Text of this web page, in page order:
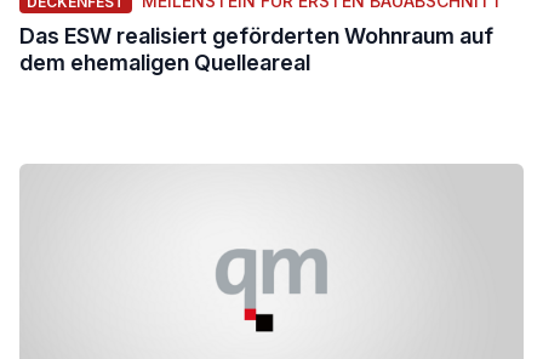
Das ESW realisiert geförderten Wohnraum auf
dem ehemaligen Quelleareal